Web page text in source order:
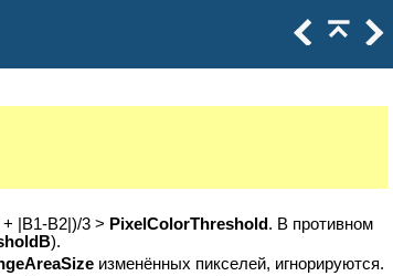
|B1-B2|)/3 > PixelColorThreshold . В противном
).
изменённых пикселей, игнорируются.